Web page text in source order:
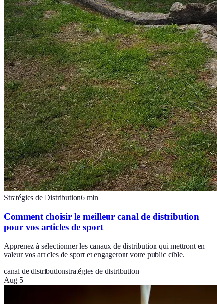
Stratégies de Distribution6 min
Comment choisir le meilleur canal de distribution
pour vos articles de sport
Apprenez à sélectionner les canaux de distribution qui mettront en
valeur vos articles de sport et engageront votre public cible.
canal de distributionstratégies de distribution
Aug 5